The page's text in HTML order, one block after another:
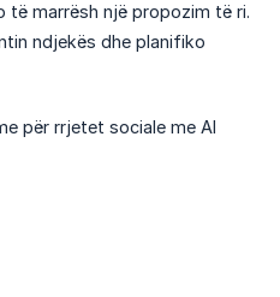
marrësh një propozim të ri.
ndjekës dhe planifiko
për rrjetet sociale me AI